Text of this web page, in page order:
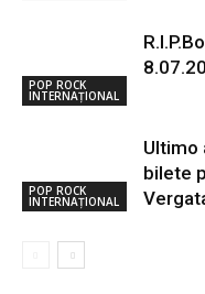
POP ROCK
INTERNAȚIONAL
POP ROCK
INTERNAȚIONAL
Ultimo
bilete